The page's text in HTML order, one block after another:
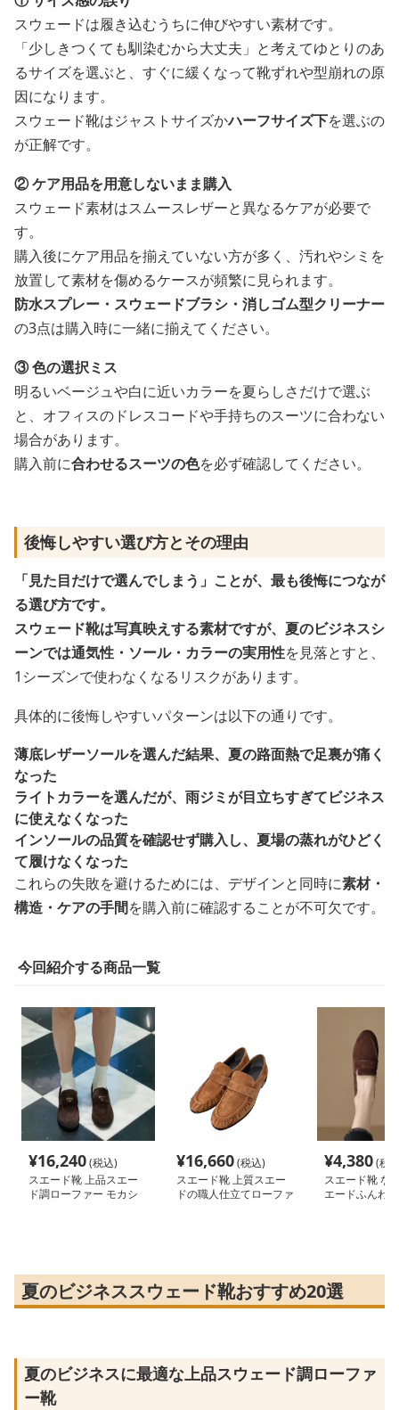
スウェードは履き込むうちに伸びやすい素材です。
「少しきつくても馴染むから大丈夫」と考えてゆとりのあ
るサイズを選ぶと、すぐに緩くなって靴ずれや型崩れの原
因になります。
スウェード靴はジャストサイズかハーフサイズ下を選ぶの
が正解です。
② ケア用品を用意しないまま購入
スウェード素材はスムースレザーと異なるケアが必要で
す。
購入後にケア用品を揃えていない方が多く、汚れやシミを
放置して素材を傷めるケースが頻繁に見られます。
防水スプレー・スウェードブラシ・消しゴム型クリーナー
の3点は購入時に一緒に揃えてください。
③ 色の選択ミス
明るいベージュや白に近いカラーを夏らしさだけで選ぶ
と、オフィスのドレスコードや手持ちのスーツに合わない
場合があります。
購入前に合わせるスーツの色を必ず確認してください。
後悔しやすい選び方とその理由
「見た目だけで選んでしまう」 ことが、最も後悔につなが
る選び方です。
スウェード靴は写真映えする素材ですが、夏のビジネスシ
ーンでは通気性・ソール・カラーの実用性を見落とすと、
1シーズンで使わなくなるリスクがあります。
具体的に後悔しやすいパターンは以下の通りです。
薄底レザーソールを選んだ結果、夏の路面熱で足裏が痛く
なった
ライトカラーを選んだが、雨ジミが目立ちすぎてビジネス
に使えなくなった
インソールの品質を確認せず購入し、夏場の蒸れがひどく
て履けなくなった
これらの失敗を避けるためには、デザインと同時に素材・
構造・ケアの手間を購入前に確認することが不可欠です。
今回紹介する商品一覧
¥16,240(税込)
スエード靴 上品スエー
ド調ローファー モカシ
¥16,660(税込)
スエード靴 上質スエー
ドの職人仕立てローファ
¥4,380(税
スエード靴 な
エードふんわ
夏のビジネススウェード靴おすすめ20選
夏のビジネスに最適な上品スウェード調ローファ
ー靴